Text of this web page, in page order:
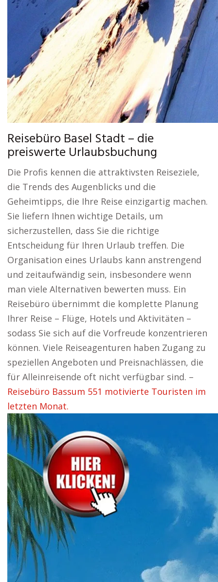
Reisebüro Basel Stadt – die
preiswerte Urlaubsbuchung
Die Profis kennen die attraktivsten Reiseziele,
die Trends des Augenblicks und die
Geheimtipps, die Ihre Reise einzigartig machen.
Sie liefern Ihnen wichtige Details, um
sicherzustellen, dass Sie die richtige
Entscheidung für Ihren Urlaub treffen. Die
Organisation eines Urlaubs kann anstrengend
und zeitaufwändig sein, insbesondere wenn
man viele Alternativen bewerten muss. Ein
Reisebüro übernimmt die komplette Planung
Ihrer Reise – Flüge, Hotels und Aktivitäten –
sodass Sie sich auf die Vorfreude konzentrieren
können. Viele Reiseagenturen haben Zugang zu
speziellen Angeboten und Preisnachlässen, die
für Alleinreisende oft nicht verfügbar sind. –
Reisebüro Bassum 551 motivierte Touristen im
letzten Monat.